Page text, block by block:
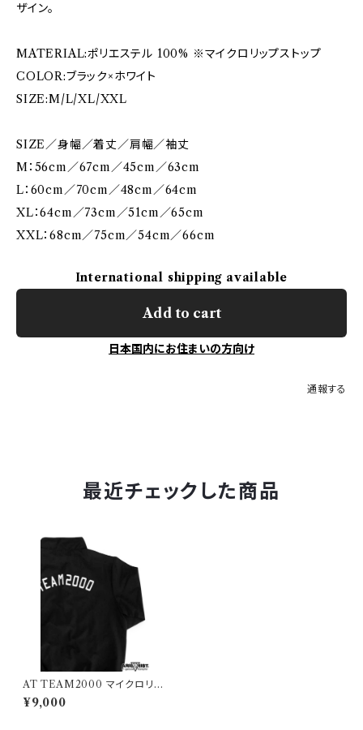
ザイン。
MATERIAL:ポリエステル 100% ※マイクロリップストップ
COLOR:ブラック×ホワイト
SIZE:M/L/XL/XXL
SIZE／身幅／着丈／肩幅／袖丈
M：56cm／67cm／45cm／63cm
L：60cm／70cm／48cm／64cm
XL：64cm／73cm／51cm／65cm
XXL：68cm／75cm／54cm／66cm
International shipping available
Add to cart
日本国内にお住まいの方向け
通報する
最近チェックした商品
AT TEAM2000 マイクロリッ
プストップ ライトジャケット
¥9,000